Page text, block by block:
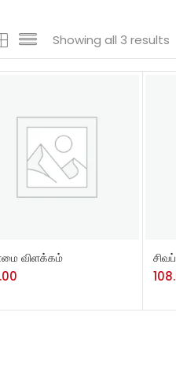
Showing all 3 results
விளக்கம்